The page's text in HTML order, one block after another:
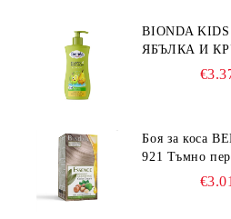
BIONDA
ЯБЪЛКА И
Боя за коса
921 Тъмно
€3.01